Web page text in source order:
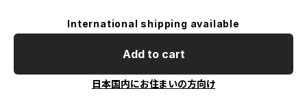
International shipping available
Add to cart
日本国内にお住まいの方向け